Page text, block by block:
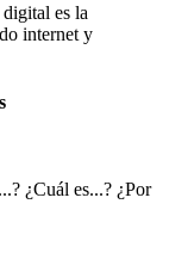
es la
internet y
¿Cuál es...? ¿Por